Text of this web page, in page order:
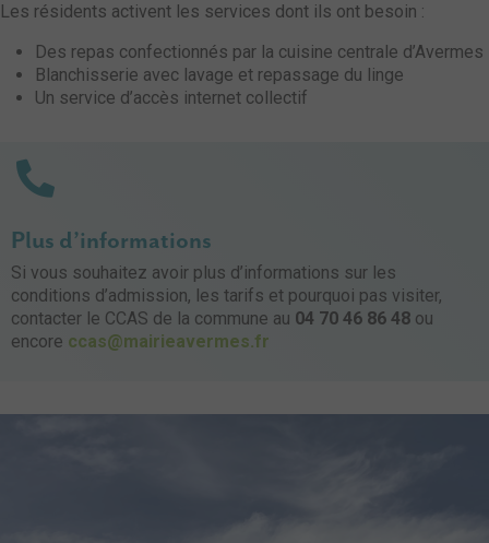
Les résidents activent les services dont ils ont besoin :
Des repas confectionnés par la cuisine centrale d’Avermes
Blanchisserie avec lavage et repassage du linge
Un service d’accès internet collectif
Plus d’informations
Si vous souhaitez avoir plus d’informations sur les
conditions d’admission, les tarifs et pourquoi pas visiter,
contacter le CCAS de la commune au 04 70 46 86 48 ou
encore ccas@mairieavermes.fr